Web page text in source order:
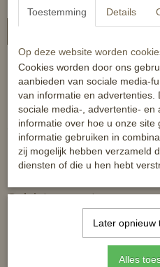
Mouwloze wedstrijdblouse van
Reacties
Ook interessant
Toestemming Details
Op deze website worden
Cookies worden door ons
aanbieden van sociale media-
van informatie en advertenties.
sociale media-, advertentie- en
informatie over hoe u onze site
informatie gebruiken in
zij mogelijk hebben verzameld
diensten of die u hen hebt
Later opnieuw
Alles